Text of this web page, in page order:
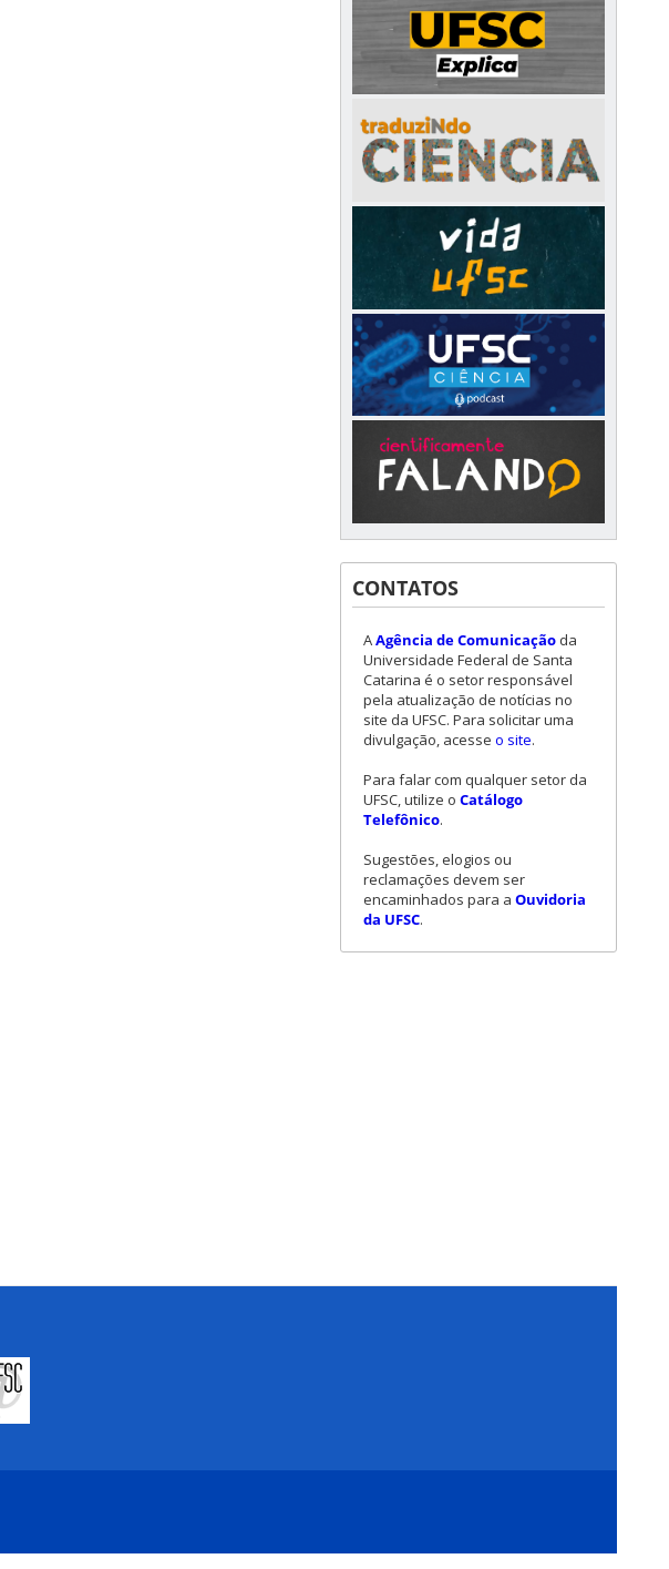
CONTATOS
AAgência de Comunicação da
Universidade Federal de Santa
Catarina é o setor responsável
pela atualização de notícias no
site da UFSC. Para solicitar uma
divulgação, acesse o site.
Para falar com qualquer setor da
UFSC, utilize o Catálogo
Telefônico.
Sugestões, elogios ou
reclamações devem ser
encaminhados para a Ouvidoria
da UFSC.